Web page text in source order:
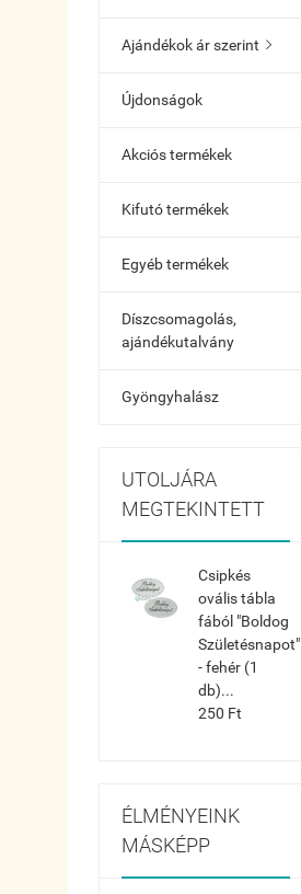
Ajándékok ár szerint 
Újdonságok
Akciós termékek
Kifutó termékek
Egyéb termékek
Díszcsomagolás,
ajándékutalvány
Gyöngyhalász
UTOLJÁRA
MEGTEKINTETT
Csipkés
ovális tábla
fából "Boldog
Születésnapot"
- fehér (1
db)...
250 Ft
ÉLMÉNYEINK
MÁSKÉPP